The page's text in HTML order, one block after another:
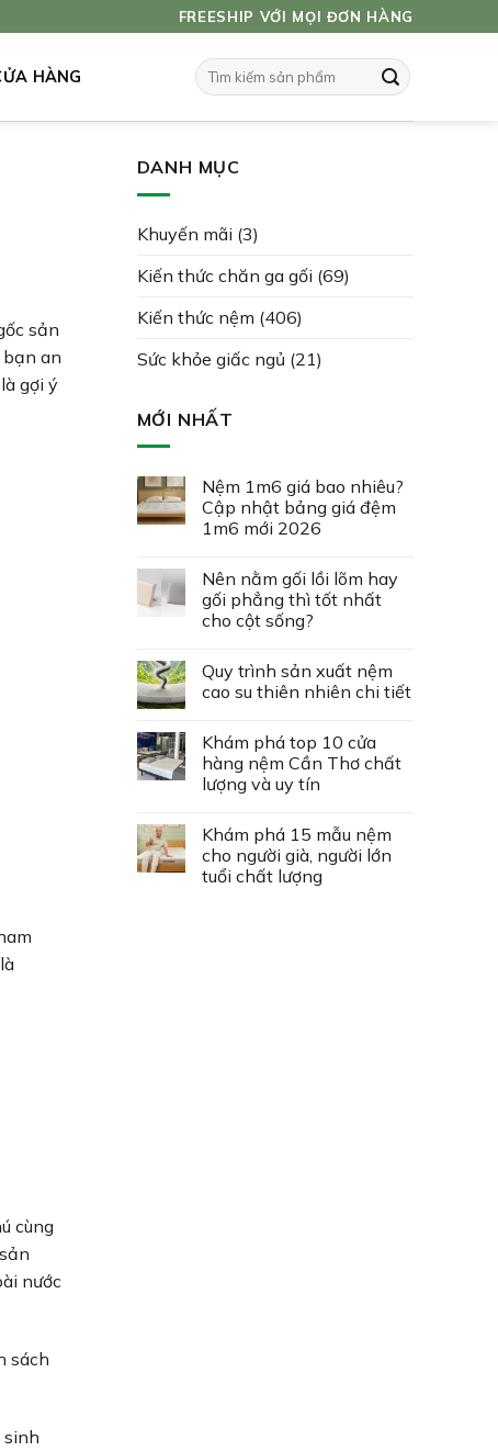
FREESHIP VỚI MỌI ĐƠN HÀNG
HÀNG
Tìm
kiếm:
sản
an
gợi ý
cùng
nước
sách
sinh
DANH MỤC
Khuyến mãi (3)
Kiến thức chăn ga gối (69)
Kiến thức nệm (406)
Sức khỏe giấc ngủ (21)
MỚI NHẤT
Nệm 1m6 giá bao nhiêu?
Cập nhật bảng giá đệm
1m6 mới 2026
Nên nằm gối lồi lõm hay
gối phẳng thì tốt nhất
cho cột sống?
Quy trình sản xuất nệm
cao su thiên nhiên chi tiết
Khám phá top 10 cửa
hàng nệm Cần Thơ chất
lượng và uy tín
Khám phá 15 mẫu nệm
cho người già, người lớn
tuổi chất lượng